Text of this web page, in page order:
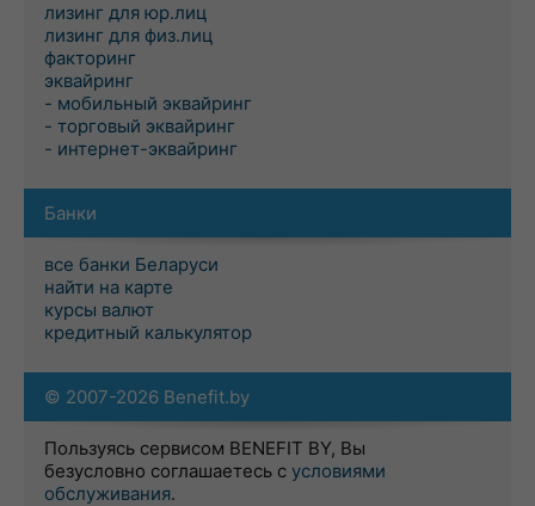
лизинг для юр.лиц
лизинг для физ.лиц
факторинг
эквайринг
- мобильный эквайринг
- торговый эквайринг
- интернет-эквайринг
Банки
все банки Беларуси
найти на карте
курсы валют
кредитный калькулятор
© 2007-2026 Benefit.by
Пользуясь сервисом BENEFIT BY, Вы
безусловно соглашаетесь с условиями
обслуживания.